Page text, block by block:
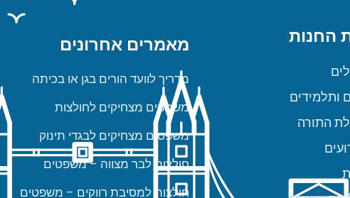
החנות
ותלמידים
התורה
מאמרים אחרונים
מדריך לוועד הורים בגן או בכיתה
משפטים מצחיקים לחולצות
משפטים מצחיקים לבגדי תינוק
חולצות לבר מצווה – משפטים
חולצות למסיבת רווקים – משפטים